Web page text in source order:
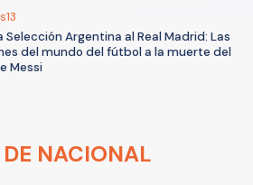
Selección Argentina al Real Madrid: Las
del mundo del fútbol a la muerte del
Messi
NACIONAL